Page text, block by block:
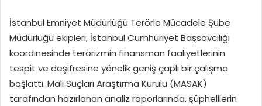
İstanbul Emniyet Müdürlüğü Terörle Mücadele Şube
Müdürlüğü ekipleri, İstanbul Cumhuriyet Başsavcılığı
koordinesinde terörizmin finansman faaliyetlerinin
tespit ve deşifresine yönelik geniş çaplı bir çalışma
başlattı. Mali Suçları Araştırma Kurulu (MASAK)
tarafından hazırlanan analiz raporlarında, şüphelilerin